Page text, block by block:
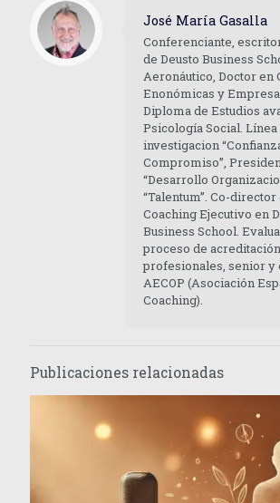
José María Gasalla
Conferenciante,
de Deusto Business
Aeronáutico, Doctor en
Enonómicas y
Diploma de Estudios
Psicología Social. Línea
investigacion
Compromiso”,
“Desarrollo
“Talentum”. Co-
Coaching Ejecutivo en
Business School.
proceso de
profesionales, senior y
AECOP (Asociación
Coaching).
Publicaciones relacionadas